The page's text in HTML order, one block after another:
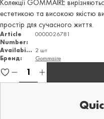
Колекції GOMMAIRE
естетикою та високою якістю
простір для сучасного життя.
Article
Number:
0000026781
Availability 2 шт
Бренд:
Gommaire